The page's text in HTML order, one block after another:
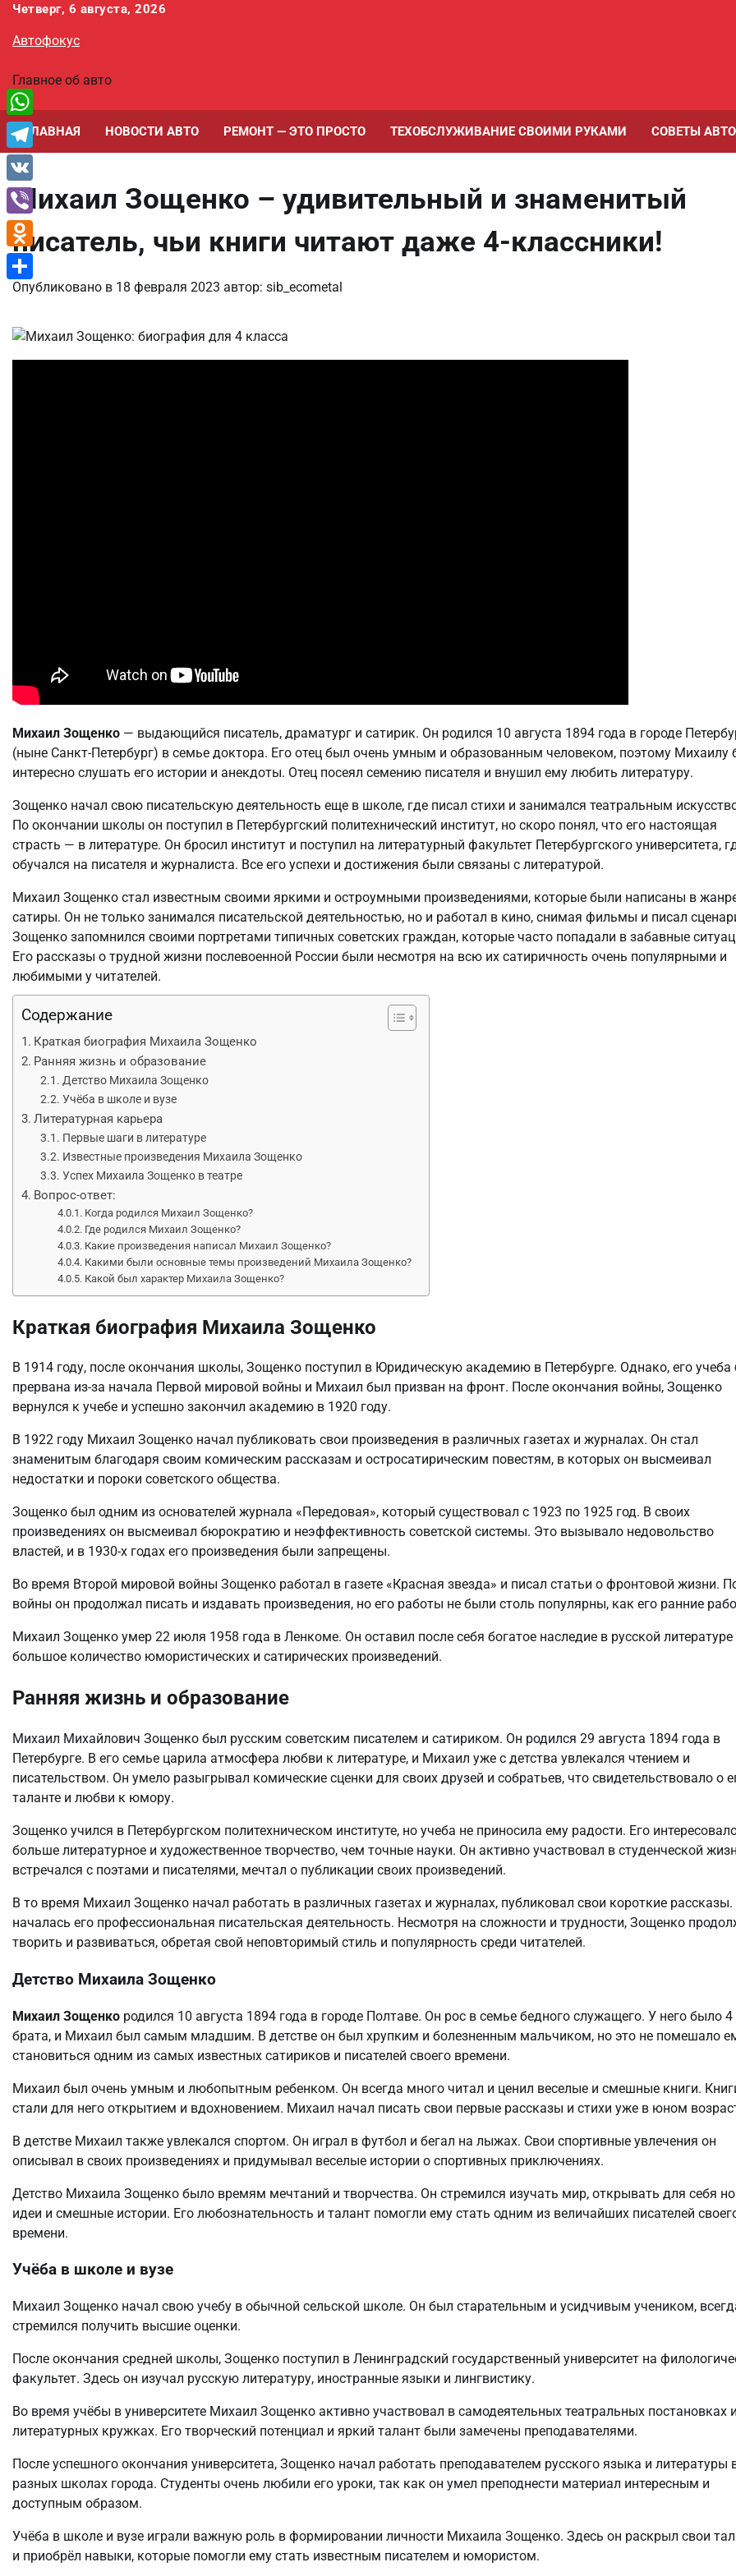
Перейти
содержимому
Четверг, 6 августа, 2026
Автофокус
Главное об авто
ГЛАВНАЯ НОВОСТИ АВТО РЕМОНТ — ЭТО ПРОСТО ТЕХОБСЛУЖИВАНИЕ СВОИМИ РУКАМИ СОВЕТЫ
Михаил Зощенко – удивительный и знаменитый
писатель, чьи книги читают даже 4-классники!
Опубликовано в 18 февраля 2023 автор: sib_ecometal
Михаил Зощенко — выдающийся писатель, драматург и сатирик. Он родился 10 августа 1894 года в городе
(ныне Санкт-Петербург) в семье доктора. Его отец был очень умным и образованным человеком, поэтому Михаилу
интересно слушать его истории и анекдоты. Отец посеял семению писателя и внушил ему любить литературу.
Зощенко начал свою писательскую деятельность еще в школе, где писал стихи и занимался театральным
По окончании школы он поступил в Петербургский политехнический институт, но скоро понял, что его настоящая
страсть — в литературе. Он бросил институт и поступил на литературный факультет Петербургского университета,
обучался на писателя и журналиста. Все его успехи и достижения были связаны с литературой.
Михаил Зощенко стал известным своими яркими и остроумными произведениями, которые были написаны в
сатиры. Он не только занимался писательской деятельностью, но и работал в кино, снимая фильмы и писал
Зощенко запомнился своими портретами типичных советских граждан, которые часто попадали в забавные
Его рассказы о трудной жизни послевоенной России были несмотря на всю их сатиричность очень популярными и
любимыми у читателей.
Содержание
Краткая биография Михаила Зощенко
Ранняя жизнь и образование
Детство Михаила Зощенко
Учёба в школе и вузе
Литературная карьера
Первые шаги в литературе
Известные произведения Михаила Зощенко
Успех Михаила Зощенко в театре
Вопрос-ответ:
Когда родился Михаил Зощенко?
Где родился Михаил Зощенко?
Какие произведения написал Михаил Зощенко?
Какими были основные темы произведений Михаила Зощенко?
Какой был характер Михаила Зощенко?
Краткая биография Михаила Зощенко
В 1914 году, после окончания школы, Зощенко поступил в Юридическую академию в Петербурге. Однако, его учеба
прервана из-за начала Первой мировой войны и Михаил был призван на фронт. После окончания войны, Зощенко
вернулся к учебе и успешно закончил академию в 1920 году.
В 1922 году Михаил Зощенко начал публиковать свои произведения в различных газетах и журналах. Он стал
знаменитым благодаря своим комическим рассказам и остросатирическим повестям, в которых он высмеивал
недостатки и пороки советского общества.
Зощенко был одним из основателей журнала «Передовая», который существовал с 1923 по 1925 год. В своих
произведениях он высмеивал бюрократию и неэффективность советской системы. Это вызывало недовольство
властей, и в 1930-х годах его произведения были запрещены.
Во время Второй мировой войны Зощенко работал в газете «Красная звезда» и писал статьи о фронтовой жизни.
войны он продолжал писать и издавать произведения, но его работы не были столь популярны, как его ранние
Михаил Зощенко умер 22 июля 1958 года в Ленкоме. Он оставил после себя богатое наследие в русской литературе
большое количество юмористических и сатирических произведений.
Ранняя жизнь и образование
Михаил Михайлович Зощенко был русским советским писателем и сатириком. Он родился 29 августа 1894 года в
Петербурге. В его семье царила атмосфера любви к литературе, и Михаил уже с детства увлекался чтением и
писательством. Он умело разыгрывал комические сценки для своих друзей и собратьев, что свидетельствовало о
таланте и любви к юмору.
Зощенко учился в Петербургском политехническом институте, но учеба не приносила ему радости. Его
больше литературное и художественное творчество, чем точные науки. Он активно участвовал в студенческой
встречался с поэтами и писателями, мечтал о публикации своих произведений.
В то время Михаил Зощенко начал работать в различных газетах и журналах, публиковал свои короткие рассказы.
началась его профессиональная писательская деятельность. Несмотря на сложности и трудности, Зощенко
творить и развиваться, обретая свой неповторимый стиль и популярность среди читателей.
Детство Михаила Зощенко
Михаил Зощенко родился 10 августа 1894 года в городе Полтаве. Он рос в семье бедного служащего. У него было 4
брата, и Михаил был самым младшим. В детстве он был хрупким и болезненным мальчиком, но это не помешало
становиться одним из самых известных сатириков и писателей своего времени.
Михаил был очень умным и любопытным ребенком. Он всегда много читал и ценил веселые и смешные книги.
стали для него открытием и вдохновением. Михаил начал писать свои первые рассказы и стихи уже в юном
В детстве Михаил также увлекался спортом. Он играл в футбол и бегал на лыжах. Свои спортивные увлечения он
описывал в своих произведениях и придумывал веселые истории о спортивных приключениях.
Детство Михаила Зощенко было времям мечтаний и творчества. Он стремился изучать мир, открывать для себя
идеи и смешные истории. Его любознательность и талант помогли ему стать одним из величайших писателей
времени.
Учёба в школе и вузе
Михаил Зощенко начал свою учебу в обычной сельской школе. Он был старательным и усидчивым учеником,
стремился получить высшие оценки.
После окончания средней школы, Зощенко поступил в Ленинградский государственный университет на
факультет. Здесь он изучал русскую литературу, иностранные языки и лингвистику.
Во время учёбы в университете Михаил Зощенко активно участвовал в самодеятельных театральных постановках и
литературных кружках. Его творческий потенциал и яркий талант были замечены преподавателями.
После успешного окончания университета, Зощенко начал работать преподавателем русского языка и литературы
разных школах города. Студенты очень любили его уроки, так как он умел преподнести материал интересным и
доступным образом.
Учёба в школе и вузе играли важную роль в формировании личности Михаила Зощенко. Здесь он раскрыл свои
и приобрёл навыки, которые помогли ему стать известным писателем и юмористом.
WhatsApp
Telegram
VK
Viber
Odnoklassniki
Отправить